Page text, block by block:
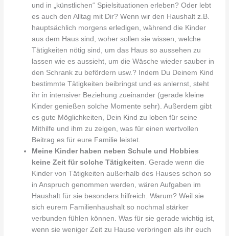
und in „künstlichen“ Spielsituationen erleben? Oder lebt
es auch den Alltag mit Dir? Wenn wir den Haushalt z.B.
hauptsächlich morgens erledigen, während die Kinder
aus dem Haus sind, woher sollen sie wissen, welche
Tätigkeiten nötig sind, um das Haus so aussehen zu
lassen wie es aussieht, um die Wäsche wieder sauber in
den Schrank zu befördern usw.? Indem Du Deinem Kind
bestimmte Tätigkeiten beibringst und es anlernst, steht
ihr in intensiver Beziehung zueinander (gerade kleine
Kinder genießen solche Momente sehr). Außerdem gibt
es gute Möglichkeiten, Dein Kind zu loben für seine
Mithilfe und ihm zu zeigen, was für einen wertvollen
Beitrag es für eure Familie leistet.
Meine Kinder haben neben Schule und Hobbies
keine Zeit für solche Tätigkeiten . Gerade wenn die
Kinder von Tätigkeiten außerhalb des Hauses schon so
in Anspruch genommen werden, wären Aufgaben im
Haushalt für sie besonders hilfreich. Warum? Weil sie
sich eurem Familienhaushalt so nochmal stärker
verbunden fühlen können. Was für sie gerade wichtig ist,
wenn sie weniger Zeit zu Hause verbringen als ihr euch